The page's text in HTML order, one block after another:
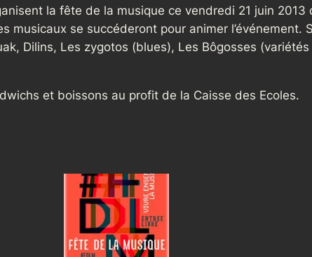
la fête de la musique ce vendredi 21 juin 2013
musicaux se succéderont pour animer l’événement.
Dilins, Les zygotos (blues), Les Bôgosses
et boissons au profit de la Caisse des Ecoles.